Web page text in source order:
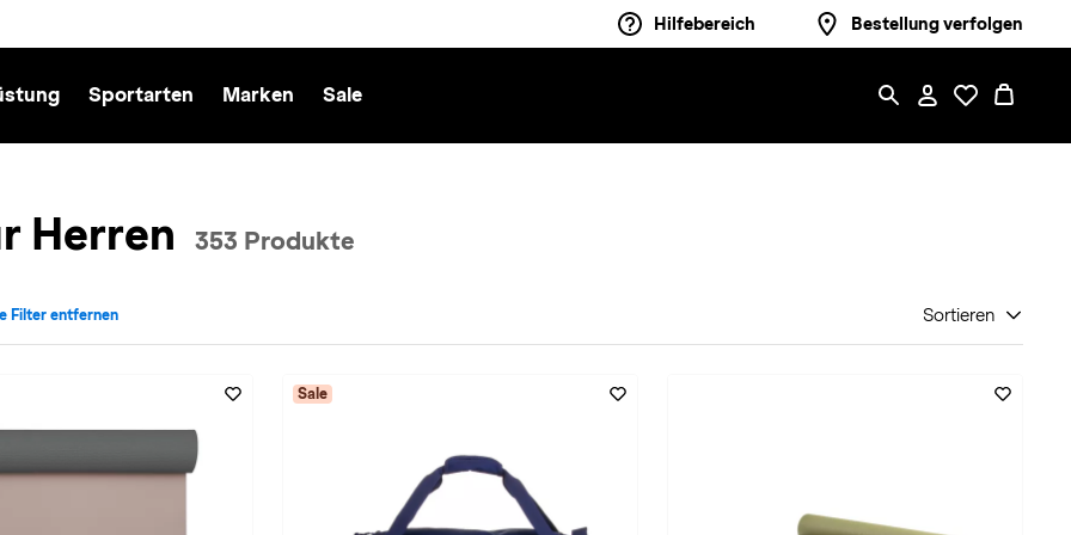
Hilfebereich Bestellung verfolgen
Sportarten Marken Sale
Herren 353 Produkte
Herren entfernen
Sportart: Training entfernen
Filter entfernen Sortieren
Sale